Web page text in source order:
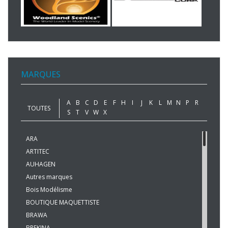
MARQUES
TOUTES
A B C D E F H I J K L M N P
R
S
T V W X
ARA
ARTITEC
AUHAGEN
Autres marques
Bois Modélisme
BOUTIQUE MAQUETTISTE
BRAWA